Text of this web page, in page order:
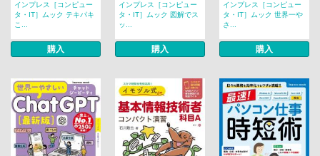
インプレス［コンピュー
タ・IT］ムック テキパキ
こ...
購入
インプレス［コンピュー
タ・IT］ムック 図解でス
ッ...
購入
インプレス［コンピュー
タ・IT］ムック 世界一や
さ...
購入